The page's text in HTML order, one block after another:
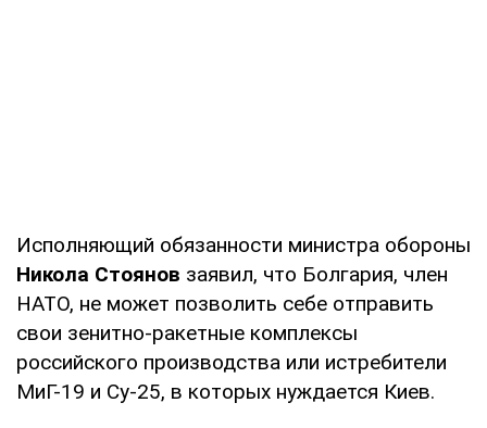
Исполняющий обязанности министра обороны
Никола Стоянов заявил, что Болгария, член
НАТО, не может позволить себе отправить
свои зенитно-ракетные комплексы
российского производства или истребители
МиГ-19 и Су-25, в которых нуждается Киев.